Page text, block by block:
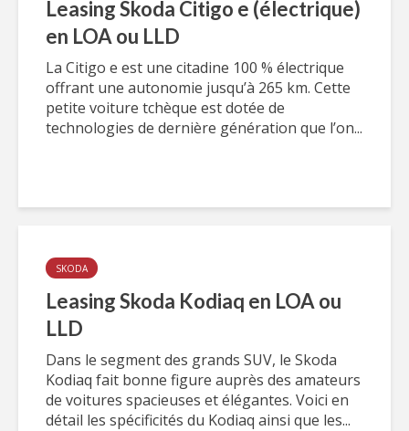
Leasing Skoda Citigo e (électrique)
en LOA ou LLD
La Citigo e est une citadine 100 % électrique
offrant une autonomie jusqu’à 265 km. Cette
petite voiture tchèque est dotée de
technologies de dernière génération que l’on...
SKODA
Leasing Skoda Kodiaq en LOA ou
LLD
Dans le segment des grands SUV, le Skoda
Kodiaq fait bonne figure auprès des amateurs
de voitures spacieuses et élégantes. Voici en
détail les spécificités du Kodiaq ainsi que les...